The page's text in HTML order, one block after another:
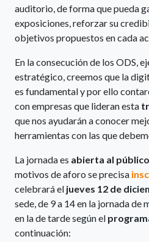
auditorio, de forma que pueda
exposiciones, reforzar su
objetivos propuestos en cada
En la consecución de los ODS,
estratégico, creemos que la
es fundamental y por ello
con empresas que lideran esta
que nos ayudarán a conocer
herramientas con las que
La jornada es abierta al
motivos de aforo se precisa
celebrará el jueves 12 de
sede, de 9 a 14 en la jornada de
en la de tarde según el
continuación: